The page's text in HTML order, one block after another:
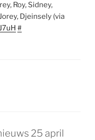
Roy, Sidney,
Djeinsely (via
#
25 april